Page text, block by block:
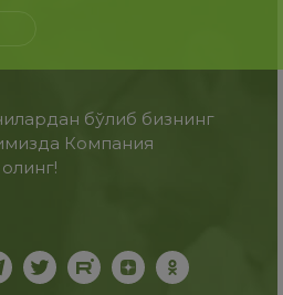
бўлиб бизнинг
Компания